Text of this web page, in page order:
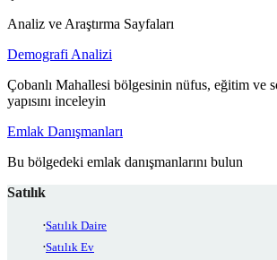
Analiz ve Araştırma Sayfaları
Demografi Analizi
Çobanlı Mahallesi bölgesinin nüfus, eğitim ve
yapısını inceleyin
Emlak Danışmanları
Bu bölgedeki emlak danışmanlarını bulun
Satılık
Satılık Daire
Satılık Ev